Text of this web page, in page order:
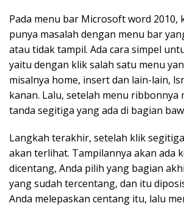
Pada menu bar Microsoft word 2010,
punya masalah dengan menu bar
atau tidak tampil. Ada cara simpel
yaitu dengan klik salah satu menu
misalnya home, insert dan lain-lain,
kanan. Lalu, setelah menu ribbonnya
tanda segitiga yang ada di bagian
Langkah terakhir, setelah klik
akan terlihat. Tampilannya akan ada
dicentang, Anda pilih yang bagian
yang sudah tercentang, dan itu
Anda melepaskan centang itu, lalu